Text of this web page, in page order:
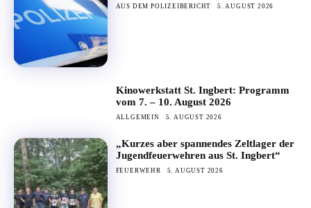
AUS DEM POLIZEIBERICHT 5. AUGUST 2026
Kinowerkstatt St. Ingbert: Programm
vom 7. – 10. August 2026
ALLGEMEIN 5. AUGUST 2026
„Kurzes aber spannendes Zeltlager der
Jugendfeuerwehren aus St. Ingbert“
FEUERWEHR 5. AUGUST 2026